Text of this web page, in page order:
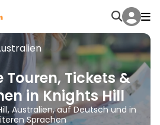
Touren, Tickets &
in Knights Hill
Australien, auf Deutsch und in
Sprachen